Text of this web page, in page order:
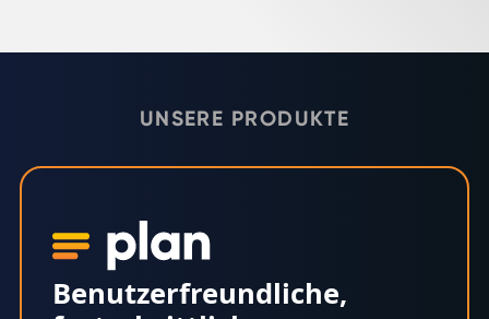
UNSERE PRODUKTE
Benutzerfreundliche,